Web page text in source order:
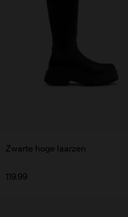
Zwarte hoge laarzen
119.99